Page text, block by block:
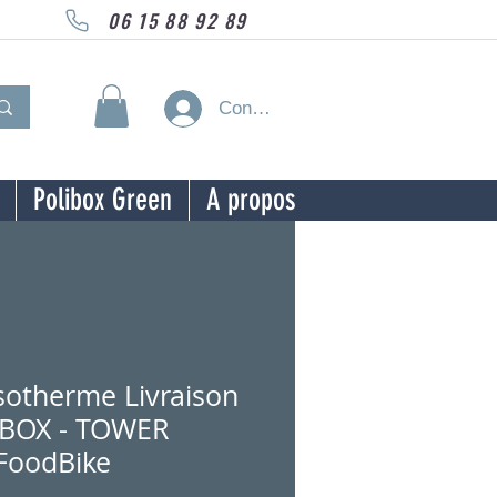
06 15 88 92 89
Connexion
Polibox Green A propos
Livraison
- TOWER